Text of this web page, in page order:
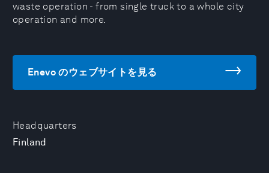
Headquarters
Finland
waste operation - from single truck to a whole city
operation and more.
Enevo のウェブサイトを見る